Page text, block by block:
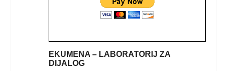
EKUMENA – LABORATORIJ ZA
DIJALOG